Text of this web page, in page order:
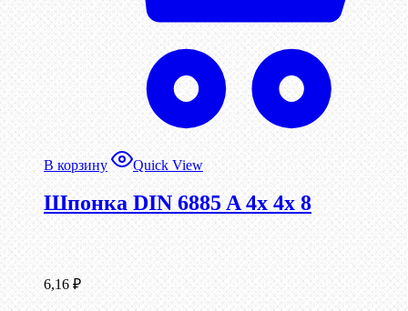
В корзину Quick View
Шпонка DIN 6885 A 4x 4x 8
6,16 ₽